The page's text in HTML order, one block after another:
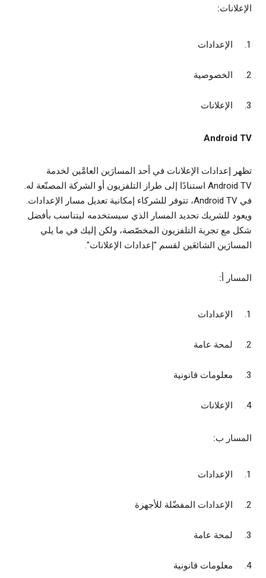
الإعلانات:
الإعدادات
الخصوصية
الإعلانات
Android TV
تظهر إعدادات الإعلانات في أحد المسارَين العامَّين لخدمة
Android TV استنادًا إلى طراز التلفزيون أو الشركة المصنّعة له.
في Android TV، تتوفر للشركاء إمكانية تعديل مسار الإعدادات.
ويعود للشريك تحديد المسار الذي سيستخدمه ليتناسب بأفضل
شكل مع تجربة التلفزيون المخصّصة، ولكن إليك في ما يلي
المسارَين الشائعَين لقسم "إعدادات الإعلانات".
المسار أ:
الإعدادات
لمحة عامة
معلومات قانونية
الإعلانات
المسار ب:
الإعدادات
الإعدادات المفضّلة للأجهزة
لمحة عامة
معلومات قانونية